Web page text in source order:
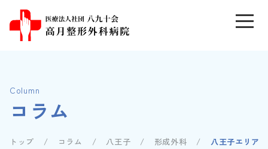
Column
コラム
トップ コラム 八王子 形成外科 八王子エリア